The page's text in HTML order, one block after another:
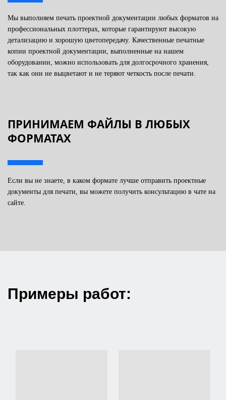
Мы выполняем печать проектной документации любых форматов на
профессиональных плоттерах, которые гарантируют высокую
детализацию и хорошую цветопередачу. Качественные печатные
копии проектной документации, выполненные на нашем
оборудовании, можно использовать для долгосрочного хранения,
так как они не выцветают и не теряют четкость после печати.
ПРИНИМАЕМ ФАЙЛЫ В ЛЮБЫХ
ФОРМАТАХ
Если вы не знаете, в каком формате лучше отправить проектные
документы для печати, вы можете получить консультацию в чате на
сайте.
Примеры работ: